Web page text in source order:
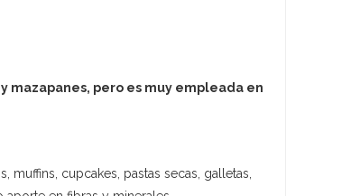
mazapanes, pero es muy empleada en
cupcakes, pastas secas, galletas,